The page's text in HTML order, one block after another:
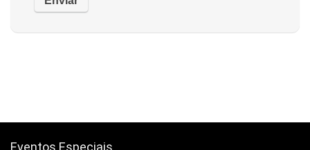
Eventos Especiais